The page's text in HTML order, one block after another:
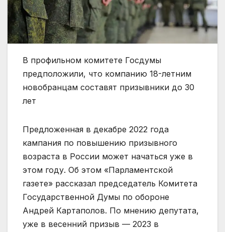
В профильном комитете Госдумы
предположили, что компанию 18-летним
новобранцам составят призывники до 30
лет
Предложенная в декабре 2022 года
кампания по повышению призывного
возраста в России может начаться уже в
этом году. Об этом «Парламентской
газете» рассказал председатель Комитета
Государственной Думы по обороне
Андрей Картаполов. По мнению депутата,
уже в весенний призыв — 2023 в